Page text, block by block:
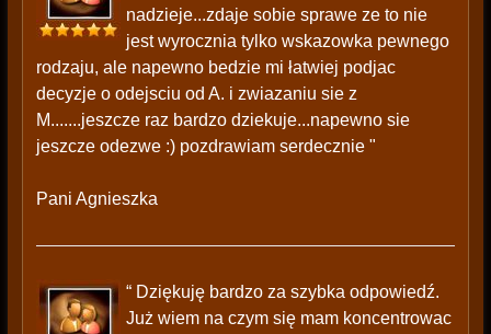
nadzieje...zdaje sobie sprawe ze to nie
jest wyrocznia tylko wskazowka pewnego
rodzaju, ale napewno bedzie mi łatwiej podjac
decyzje o odejsciu od A. i zwiazaniu sie z
M.......jeszcze raz bardzo dziekuje...napewno sie
jeszcze odezwe :) pozdrawiam serdecznie "
Pani Agnieszka
“ Dziękuję bardzo za szybka odpowiedź.
Już wiem na czym się mam koncentrowac